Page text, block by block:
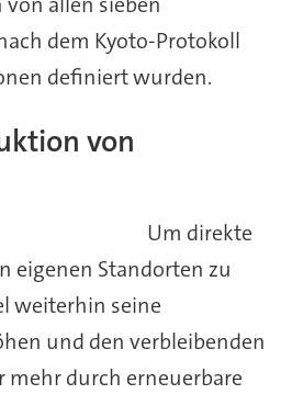
dem Kyoto-Protokoll
definiert wurden.
von
Um direkte
eigenen Standorten zu
weiterhin seine
und den verbleibenden
mehr durch erneuerbare